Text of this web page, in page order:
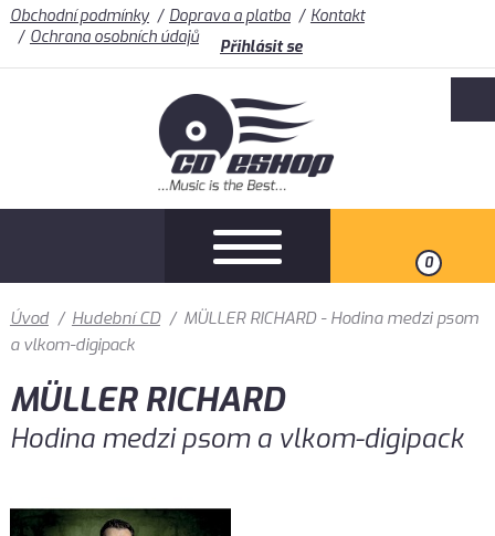
Obchodní podmínky Doprava a platba
Kontakt
Ochrana osobních údajů
Přihlásit se
0
Úvod / Hudební CD / MÜLLER RICHARD - Hodina medzi psom
a vlkom-digipack
MÜLLER RICHARD
Hodina medzi psom a vlkom-digipack